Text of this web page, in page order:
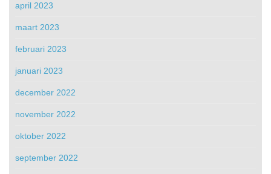
april 2023
maart 2023
februari 2023
januari 2023
december 2022
november 2022
oktober 2022
september 2022